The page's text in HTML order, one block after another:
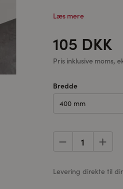
Læs mere
105 DKK
Pris inklusive moms,
Bredde
400 mm
Levering direkte til